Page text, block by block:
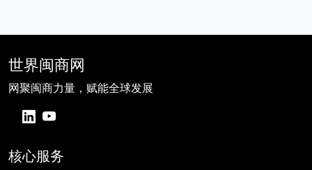
世界闽商网
网聚闽商力量，赋能全球发展
核心服务